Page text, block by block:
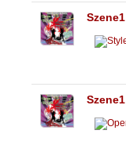
Szene1
Szene1